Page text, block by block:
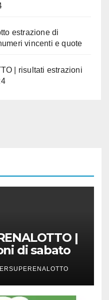
estrazione di
vincenti e quote
| risultati estrazioni
|
di sabato